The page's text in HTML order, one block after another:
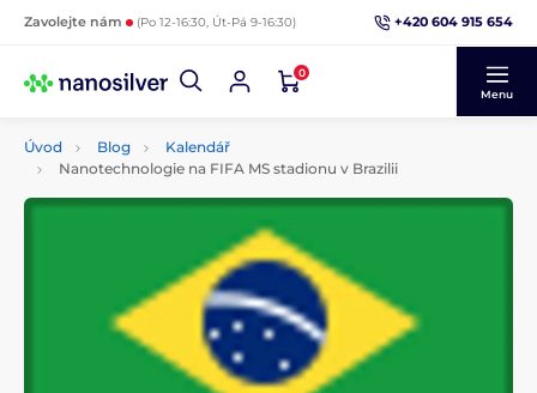
Zavolejte nám (Po 12-16:30, Út-Pá 9-16:30) +420 604 915 654
0
Menu
Úvod Blog
Kalendář
Nanotechnologie na FIFA MS stadionu v Brazilii